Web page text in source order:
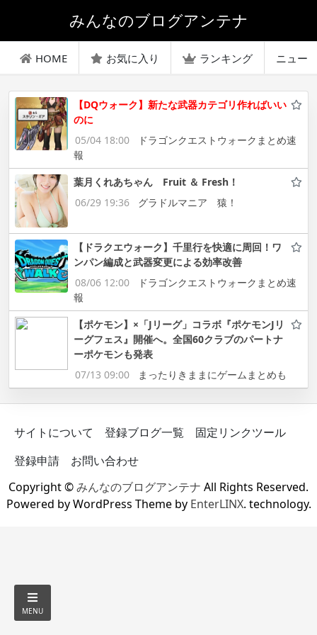
みんなのブログアンテナ
HOME お気に入り ランキング ニュー
【DQウォーク】新たな武器カテゴリ作ればいい
のに
05/04 18:00
ドラゴンクエストウォークまとめ速
報
葉月くれあちゃん Fruit ＆ Fresh！
06/29 19:36
グラドルマニア 猿！
【ドラクエウォーク】千里行を快適に周回！ワ
ンパン編成と武器変更による効率改善
08/06 12:00
ドラゴンクエストウォークまとめ速
報
【ポケモン】×「Jリーグ」コラボ『ポケモンJリ
ーグフェス』開催へ。全国60クラブのパートナ
ーポケモンも発表
07/13 09:00
まったりきままにゲームまとめも
サイトについて 登録ブログ一覧
固定リンクツール
登録申請
お問い合わせ
Copyright ©みんなのブログアンテナ All Rights Reserved.
Powered by WordPress Theme by EnterLINX. technology.
MENU